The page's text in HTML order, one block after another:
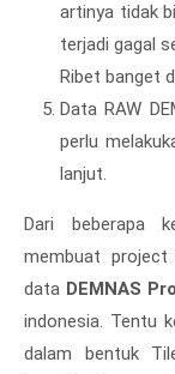
artinya tidak
terjadi gagal
Ribet banget
Data RAW
perlu
lanjut.
Dari beberapa
membuat project
data DEMNAS
indonesia. Tentu
dalam bentuk